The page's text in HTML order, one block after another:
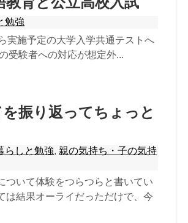
勉強
実施予定の大学入学共通テストへ
受験者への対応が想定外...
振り返ってちょっと
らしと勉強, 親の気持ち・子の気持
ついて体験をつらつらと書いてい
は結果オーライだっただけで、今